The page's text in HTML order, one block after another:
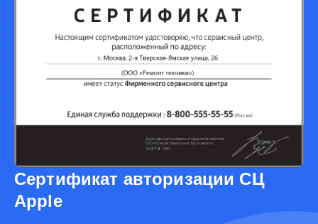
Сертификат авторизации СЦ
Apple